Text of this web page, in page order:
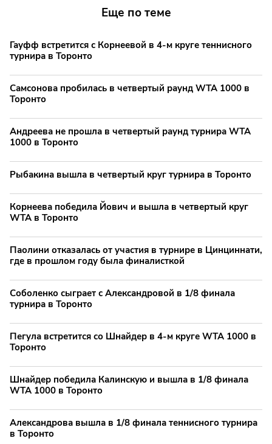
Еще по теме
Гауфф встретится с Корнеевой в 4-м круге теннисного
турнира в Торонто
Самсонова пробилась в четвертый раунд WTA 1000 в
Торонто
Андреева не прошла в четвертый раунд турнира WTA
1000 в Торонто
Рыбакина вышла в четвертый круг турнира в Торонто
Корнеева победила Йович и вышла в четвертый круг
WTA в Торонто
Паолини отказалась от участия в турнире в Цинциннати,
где в прошлом году была финалисткой
Соболенко сыграет с Александровой в 1/8 финала
турнира в Торонто
Пегула встретится со Шнайдер в 4-м круге WTA 1000 в
Торонто
Шнайдер победила Калинскую и вышла в 1/8 финала
WTA 1000 в Торонто
Александрова вышла в 1/8 финала теннисного турнира
в Торонто